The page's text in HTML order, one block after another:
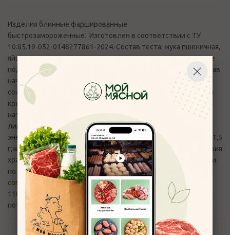
Изделия блинные фаршированные
быстрозамороженные. Изготовлен в соответствии с ТУ
10.85.19-052-0148277861-2024. Состав теста: мука пшеничная,
яйцо столовое куриное, вода питьевая, масло растительное
подсолнечное, сахар-песок, соль поваренная пищевая. Состав
начинки: филе куриное, сыр полутвердый, маринад (вода,
соль, патока, чеснок, майоран, сельдерей, сумах, перец чили
красный, экстракт дрожжей, ароматизатор коптильный
натуральный, регуляторы кислотности - уксусная кислота,
лимонная кислота; экстракт паприки, кармин). Пищевая и
энергетическая ценность (средние значения) 100 г: белки -11,5
г,жиры - 6,7 г, углеводы - 19,8 г.; 185,5 ккал / 786,7 Кдж. Условия
хранения -18С, срок годности 3 месяца. Вопросы и претензии
по качеству продукции принимаются по эл.адресу:
control_moymyasnoy76@mail.ruи телефону +7(4852) 700-
110.Способ приготовления: приготовление на усмотрение
потребителя.